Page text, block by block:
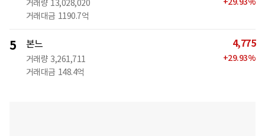
거래량 13,028,020
거래대금 1190.7억
5 본느
거래량 3,261,711
거래대금 148.4억
4,775
+29.93%